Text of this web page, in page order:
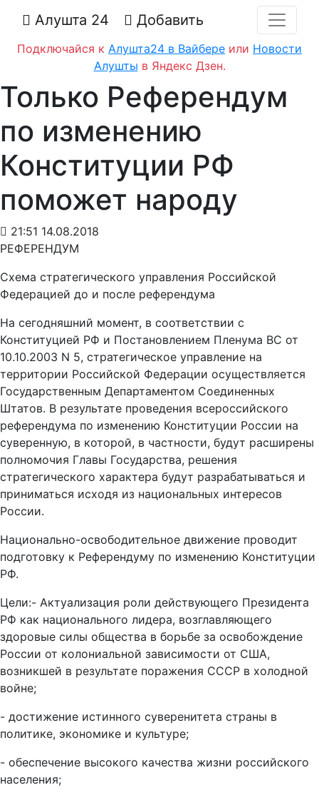
Алушта 24 Добавить
Подключайся к Алушта24 в Вайбере или Новости
Алушты в Яндекс Дзен.
Только Референдум
по изменению
Конституции РФ
поможет народу
21:51 14.08.2018
РЕФЕРЕНДУМ
Схема стратегического управления Российской
Федерацией до и после референдума
На сегодняшний момент, в соответствии с
Конституцией РФ и Постановлением Пленума ВС от
10.10.2003 N 5, стратегическое управление на
территории Российской Федерации осуществляется
Государственным Департаментом Соединенных
Штатов. В результате проведения всероссийского
референдума по изменению Конституции России на
суверенную, в которой, в частности, будут расширены
полномочия Главы Государства, решения
стратегического характера будут разрабатываться и
приниматься исходя из национальных интересов
России.
Национально-освободительное движение проводит
подготовку к Референдуму по изменению Конституции
РФ.
Цели:- Актуализация роли действующего Президента
РФ как национального лидера, возглавляющего
здоровые силы общества в борьбе за освобождение
России от колониальной зависимости от США,
возникшей в результате поражения СССР в холодной
войне;
- достижение истинного суверенитета страны в
политике, экономике и культуре;
- обеспечение высокого качества жизни российского
населения;